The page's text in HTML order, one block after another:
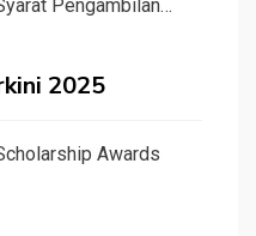
Pengambilan
2025
Awards